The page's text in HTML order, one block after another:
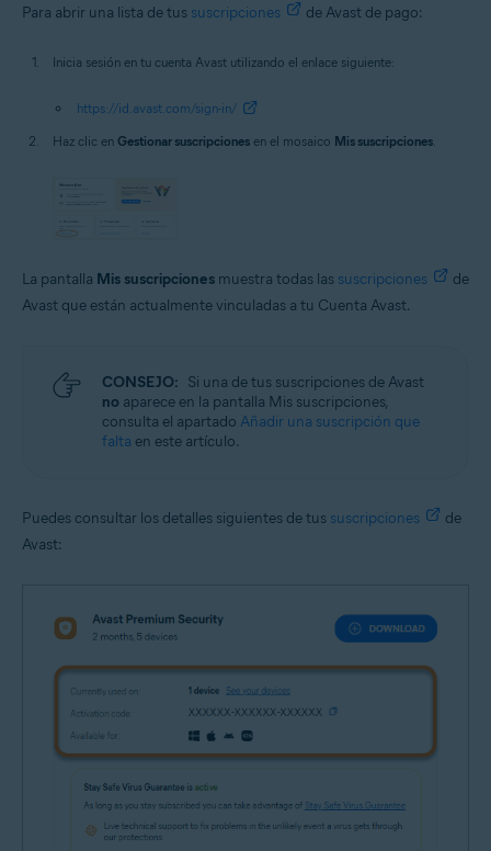
Para abrir una lista de tus suscripciones de Avast de pago:
Inicia sesión en tu cuenta Avast utilizando el enlace siguiente:
https://id.avast.com/sign-in/
Haz clic en Gestionar suscripciones en el mosaico Mis suscripciones.
La pantalla Mis suscripciones muestra todas las suscripciones
de
Avast que están actualmente vinculadas a tu Cuenta Avast.
CONSEJO: Si una de tus suscripciones de Avast
no aparece en la pantalla Mis suscripciones,
consulta el apartado Añadir una suscripción que
falta en este artículo.
Puedes consultar los detalles siguientes de tus suscripciones
de
Avast: